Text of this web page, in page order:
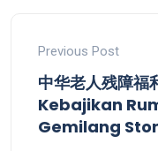
Previous Post
中华老人残障
Kebajikan
Gemilang